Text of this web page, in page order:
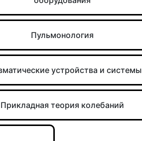
Пульмонология
устройства и системы
Прикладная теория колебаний